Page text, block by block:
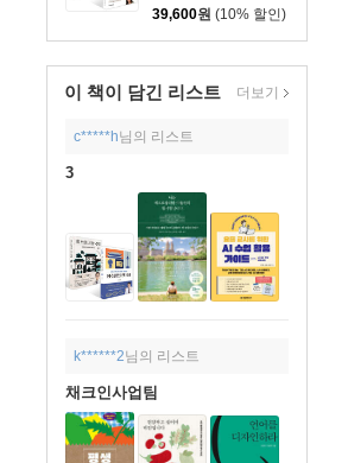
39,600원 (10% 할인)
이 책이 담긴 리스트 더보기
c*****h님의 리스트
3
k******2님의 리스트
채크인사업팀